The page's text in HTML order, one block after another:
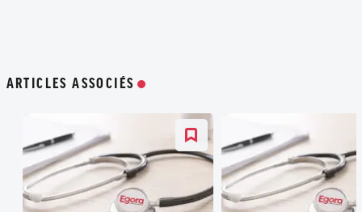
ARTICLES ASSOCIÉS